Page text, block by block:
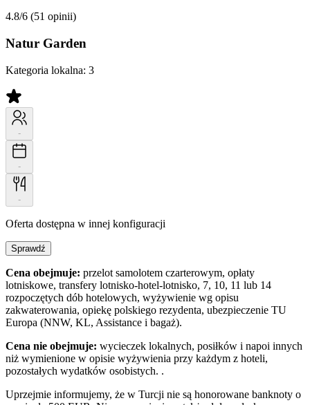
4.8/6 (51 opinii)
Natur Garden
Kategoria lokalna: 3
-
-
-
Oferta dostępna w innej konfiguracji
Sprawdź
Cena obejmuje: przelot samolotem czarterowym, opłaty
lotniskowe, transfery lotnisko-hotel-lotnisko, 7, 10, 11 lub 14
rozpoczętych dób hotelowych, wyżywienie wg opisu
zakwaterowania, opiekę polskiego rezydenta, ubezpieczenie TU
Europa (NNW, KL, Assistance i bagaż).
Cena nie obejmuje: wycieczek lokalnych, posiłków i napoi innych
niż wymienione w opisie wyżywienia przy każdym z hoteli,
pozostałych wydatków osobistych. .
Uprzejmie informujemy, że w Turcji nie są honorowane banknoty o